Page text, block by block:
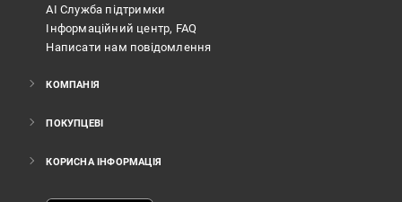
АІ Служба підтримки
Інформаційний центр, FAQ
Написати нам повідомлення
КОМПАНІЯ
ПОКУПЦЕВІ
КОРИСНА ІНФОРМАЦІЯ